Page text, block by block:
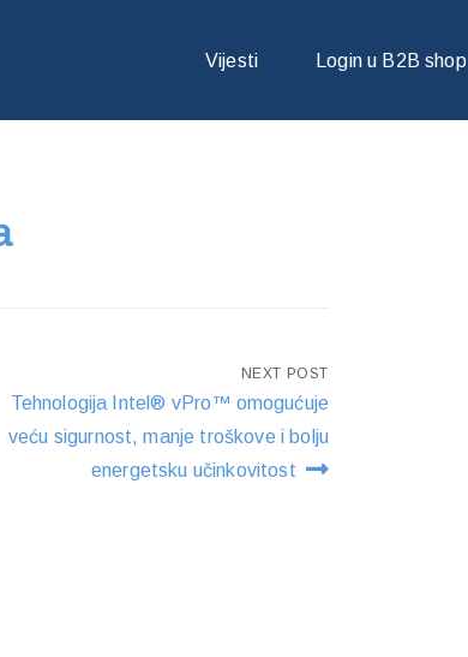
Vijesti Login u B2B shop
NEXT POST
Tehnologija Intel® vPro™ omogućuje
veću sigurnost, manje troškove i bolju
energetsku učinkovitost